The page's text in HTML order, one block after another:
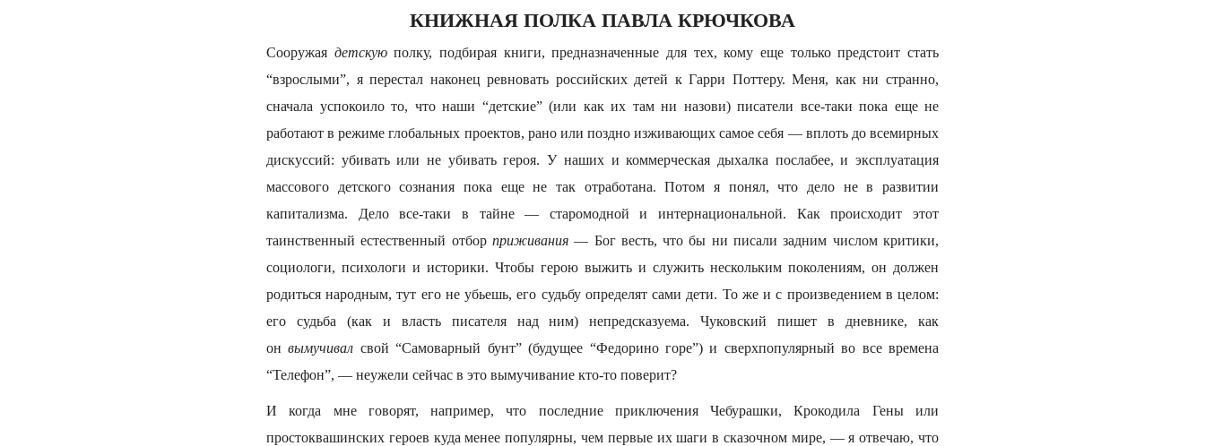
КНИЖНАЯ ПОЛКА ПАВЛА КРЮЧКОВА
Сооружая детскуюполку, подбирая книги, предназначенные для тех, кому еще только предстоит стать
“взрослыми”, я перестал наконец ревновать российских детей к Гарри Поттеру. Меня, как ни странно,
сначала успокоило то, что наши “детские” (или как их там ни назови) писатели все-таки пока еще не
работают в режиме глобальных проектов, рано или поздно изживающих самое себя — вплоть до всемирных
дискуссий: убивать или не убивать героя. У наших и коммерческая дыхалка послабее, и эксплуатация
массового детского сознания пока еще не так отработана. Потом я понял, что дело не в развитии
капитализма. Дело все-таки в тайне — старомодной и интернациональной. Как происходит этот
таинственный естественный отбор приживания— Бог весть, что бы ни писали задним числом критики,
социологи, психологи и историки. Чтобы герою выжить и служить нескольким поколениям, он должен
родиться народным, тут его не убьешь, его судьбу определят сами дети. То же и с произведением в целом:
его судьба (как и власть писателя над ним) непредсказуема. Чуковский пишет в дневнике, как
онвымучивал свой “Самоварный бунт” (будущее “Федорино горе”) и сверхпопулярный во все времена
“Телефон”, — неужели сейчас в это вымучивание кто-то поверит?
И когда мне говорят, например, что последние приключения Чебурашки, Крокодила Гены или
простоквашинских героев куда менее популярны, чем первые их шаги в сказочном мире, — я отвечаю, что